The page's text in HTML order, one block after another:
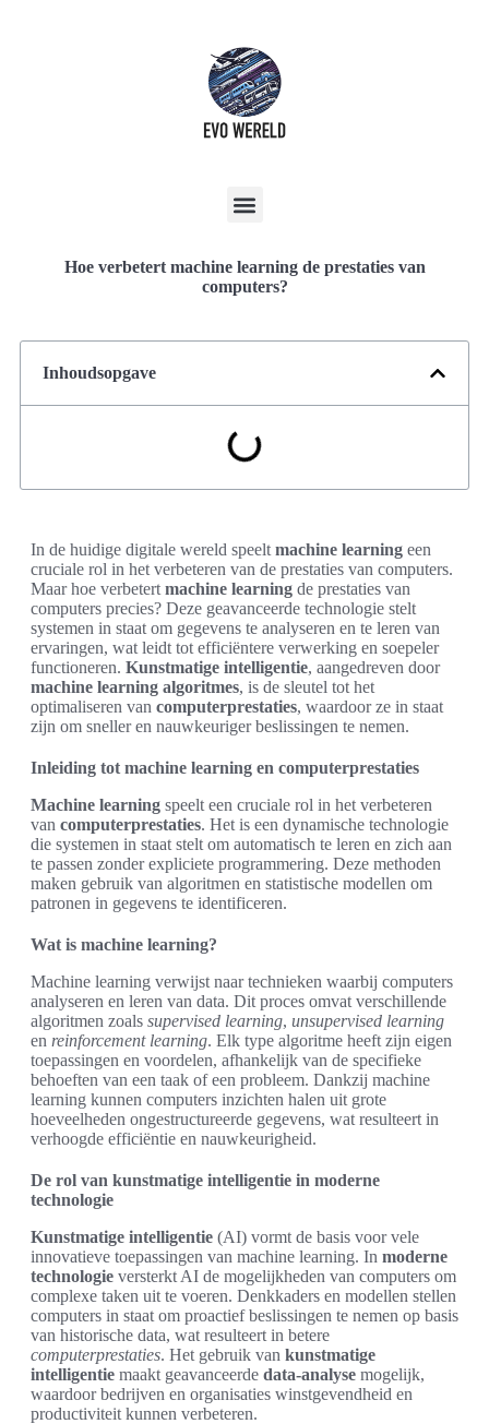
Hoe verbetert machine learning de prestaties van
computers?
Inhoudsopgave
In de huidige digitale wereld speelt machine learning een
cruciale rol in het verbeteren van de prestaties van computers.
Maar hoe verbetert machine learning de prestaties van
computers precies? Deze geavanceerde technologie stelt
systemen in staat om gegevens te analyseren en te leren van
ervaringen, wat leidt tot efficiëntere verwerking en soepeler
functioneren. Kunstmatige intelligentie, aangedreven door
machine learning algoritmes, is de sleutel tot het
optimaliseren van computerprestaties, waardoor ze in staat
zijn om sneller en nauwkeuriger beslissingen te nemen.
Inleiding tot machine learning en computerprestaties
Machine learning speelt een cruciale rol in het verbeteren
van computerprestaties. Het is een dynamische technologie
die systemen in staat stelt om automatisch te leren en zich aan
te passen zonder expliciete programmering. Deze methoden
maken gebruik van algoritmen en statistische modellen om
patronen in gegevens te identificeren.
Wat is machine learning?
Machine learning verwijst naar technieken waarbij computers
analyseren en leren van data. Dit proces omvat verschillende
algoritmen zoals supervised learning, unsupervised learning
en reinforcement learning. Elk type algoritme heeft zijn eigen
toepassingen en voordelen, afhankelijk van de specifieke
behoeften van een taak of een probleem. Dankzij machine
learning kunnen computers inzichten halen uit grote
hoeveelheden ongestructureerde gegevens, wat resulteert in
verhoogde efficiëntie en nauwkeurigheid.
De rol van kunstmatige intelligentie in moderne
technologie
Kunstmatige intelligentie (AI) vormt de basis voor vele
innovatieve toepassingen van machine learning. In moderne
technologie versterkt AI de mogelijkheden van computers om
complexe taken uit te voeren. Denkkaders en modellen stellen
computers in staat om proactief beslissingen te nemen op basis
van historische data, wat resulteert in betere
computerprestaties. Het gebruik van kunstmatige
intelligentie maakt geavanceerde data-analyse mogelijk,
waardoor bedrijven en organisaties winstgevendheid en
productiviteit kunnen verbeteren.